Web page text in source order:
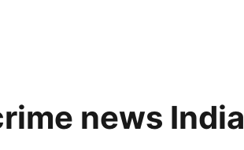
news India